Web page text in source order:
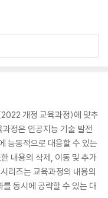
개정 교육과정)에 맞추
정은 인공지능 기술 발전
능동적으로 대응할 수 있는
내용의 삭제, 이동 및 추가
리즈는 교육과정의 내용의
동시에 공략할 수 있는 대